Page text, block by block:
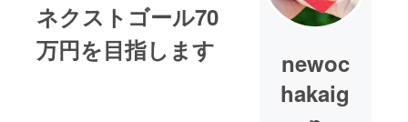
ネクストゴール70
万円を目指します
newoc
hakaig